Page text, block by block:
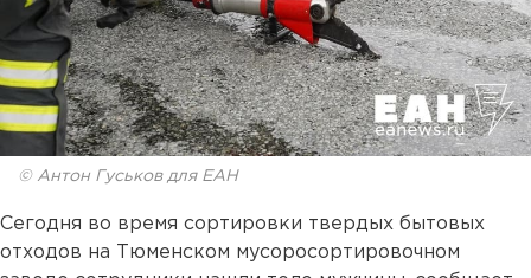
© Антон Гуськов для ЕАН
Сегодня во время сортировки твердых бытовых
отходов на Тюменском мусоросортировочном